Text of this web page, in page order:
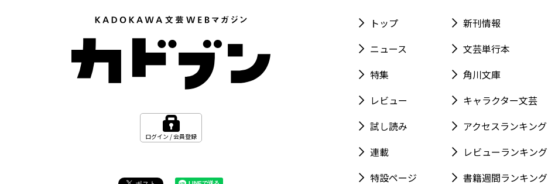
ログイン / 会員登録
トップ
ニュース
特集
レビュー
試し読み
連載
特設ページ
新刊情報
文芸単行本
角川文庫
キャラクター文芸
アクセスランキング
レビューランキング
書籍週間ランキング